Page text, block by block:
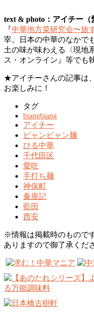
text & photo：アイチー（
『中華地方菜研究会〜旅
宰。日本の中華のなかで
土の味が味わえる〈現地
ス・オンライン』等でも
★アイチーさんの記事は
お楽しみに！
タグ
biangbiang
アイチー
ビャンビャン麺
ひる中華
千代田区
愛吃
手打ち麺
神保町
秦唐記
藍田
西安
※情報は掲載時のもので
ありますので御了承くだ